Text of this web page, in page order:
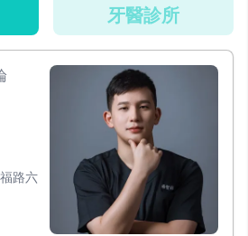
牙醫診所
路六